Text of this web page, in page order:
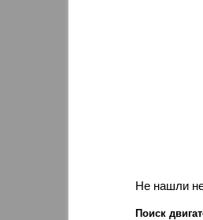
Не нашли
Поиск